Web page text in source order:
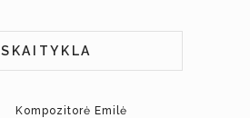
SKAITYKLA
Kompozitorė Emilė